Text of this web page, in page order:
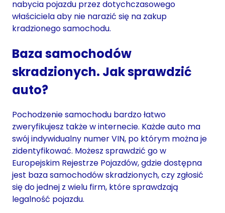
nabycia pojazdu przez dotychczasowego
właściciela aby nie narazić się na zakup
kradzionego samochodu.
Baza samochodów
skradzionych. Jak sprawdzić
auto?
Pochodzenie samochodu bardzo łatwo
zweryfikujesz także w internecie. Każde auto ma
swój indywidualny numer VIN, po którym można je
zidentyfikować. Możesz sprawdzić go w
Europejskim Rejestrze Pojazdów, gdzie dostępna
jest baza samochodów skradzionych, czy zgłosić
się do jednej z wielu firm, które sprawdzają
legalność pojazdu.